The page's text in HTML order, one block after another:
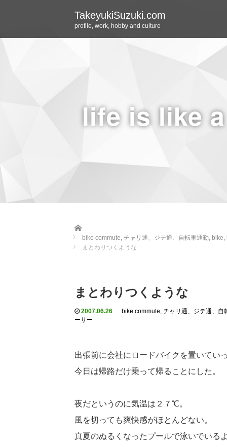
TakeyukiSuzuki.com
profile, work, hobby and culture
life is like
Home
bike commute, チャリ通、ジテ通、自転車通勤, bike,
まとわりつくような
まとわりつくような
2007.06.26
bike commute, チャリ通、ジテ通、自
ーサー
出張前に会社にロードバイクを置いてい
今日は帰路だけ乗って帰ることにした。
夜だというのに気温は２７℃。
風を切っても爽快感がほとんどない。
真夏のぬるくなったプールで泳いでいる